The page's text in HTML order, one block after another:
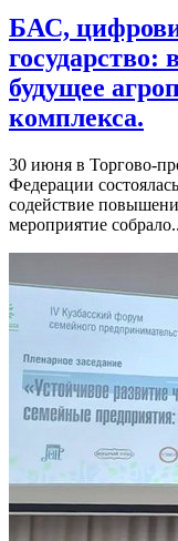
БАС,
будущее
комплекса.
30 июня в Торгово-
Федерации
содействие
мероприятие